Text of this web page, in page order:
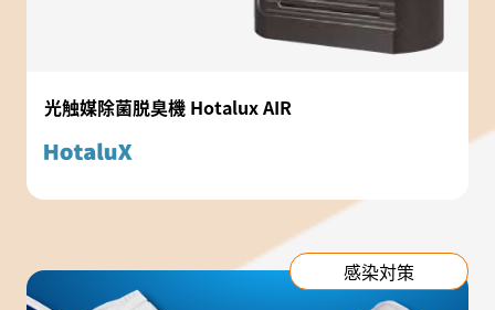
光触媒除菌脱臭機 Hotalux AIR
感染対策